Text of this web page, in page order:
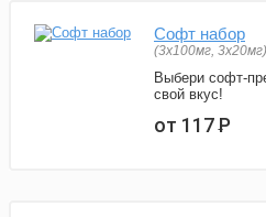
Софт набор
(3x100мг, 3x20мг)
Выбери софт-
свой вкус!
от 117Р